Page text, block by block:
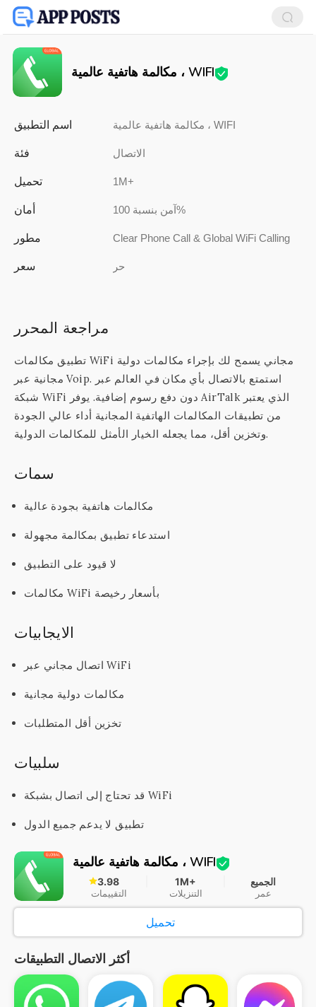
مكالمة هاتفية عالمية ، WIFI
اسم التطبيق مكالمة هاتفية عالمية ، WIFI
فئة الاتصال
تحميل 1M+
أمان آمن بنسبة 100%
مطور Clear Phone Call & Global WiFi Calling
سعر حر
مراجعة المحرر
تطبيق مكالمات WiFi مجاني يسمح لك بإجراء مكالمات دولية
مجانية عبر Voip. استمتع بالاتصال بأي مكان في العالم عبر
شبكة WiFi دون دفع رسوم إضافية. يوفر AirTalk الذي يعتبر
من تطبيقات المكالمات الهاتفية المجانية أداء عالي الجودة
وتخزين أقل، مما يجعله الخيار الأمثل للمكالمات الدولية.
سمات
مكالمات هاتفية بجودة عالية
استدعاء تطبيق بمكالمة مجهولة
لا قيود على التطبيق
مكالمات WiFi بأسعار رخيصة
الايجابيات
اتصال مجاني عبر WiFi
مكالمات دولية مجانية
تخزين أقل المتطلبات
سلبيات
قد تحتاج إلى اتصال بشبكة WiFi
تطبيق لا يدعم جميع الدول
مكالمة هاتفية عالمية ، WIFI
3.98
التقييمات
1M+
التنزيلات
الجميع
عمر
تحميل
أكثر الاتصال التطبيقات